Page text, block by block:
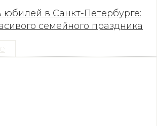
юбилей в Санкт-Петербурге:
семейного праздника